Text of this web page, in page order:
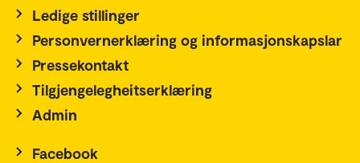
Ledige stillinger
Personvernerklæring og informasjonskapslar
Pressekontakt
Tilgjengelegheitserklæring
Admin
Facebook